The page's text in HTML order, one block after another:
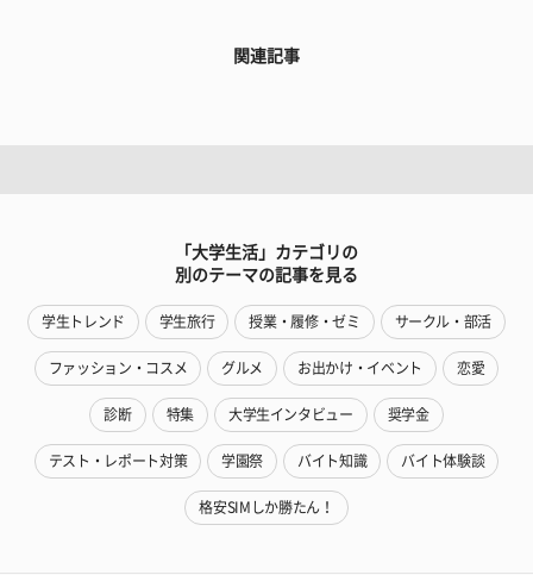
関連記事
「大学生活」カテゴリの
別のテーマの記事を見る
学生トレンド 学生旅行 授業・履修・ゼミ サークル・部活
ファッション・コスメ グルメ お出かけ・イベント 恋愛
診断 特集 大学生インタビュー 奨学金
テスト・レポート対策 学園祭 バイト知識 バイト体験談
格安SIMしか勝たん！